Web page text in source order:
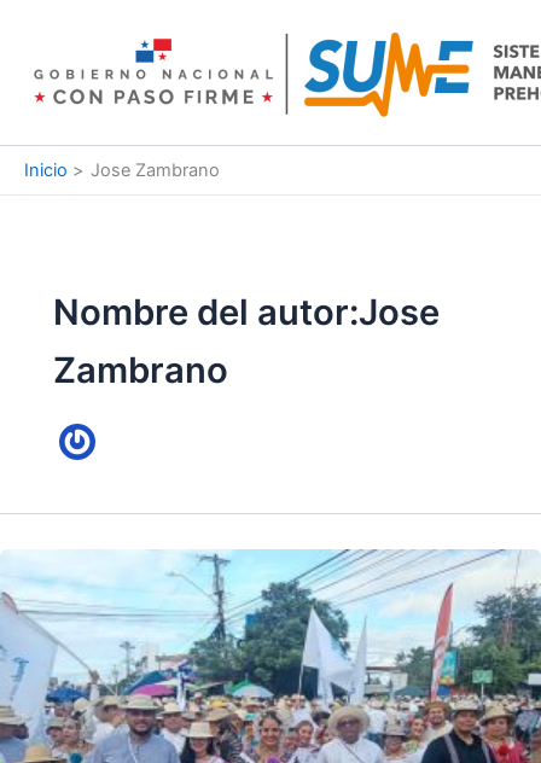
contenido
Inicio Jose Zambrano
Nombre del autor:Jose
Zambrano